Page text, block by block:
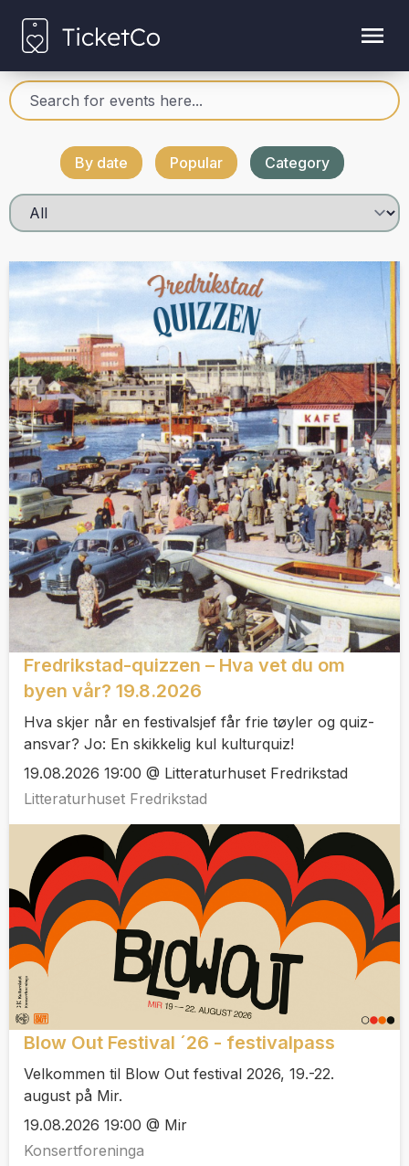
By date Popular Category
Fredrikstad-quizzen – Hva vet du om
byen vår? 19.8.2026
Hva skjer når en festivalsjef får frie tøyler og quiz-
ansvar? Jo: En skikkelig kul kulturquiz!
19.08.2026 19:00 @ Litteraturhuset Fredrikstad
Litteraturhuset Fredrikstad
Blow Out Festival ´26 - festivalpass
Velkommen til Blow Out festival 2026, 19.-22.
august på Mir.
19.08.2026 19:00 @ Mir
Konsertforeninga